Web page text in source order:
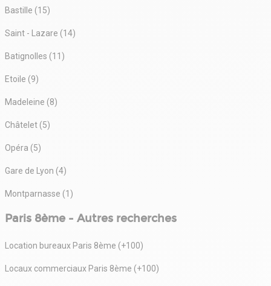
Bastille (15)
Saint - Lazare (14)
Batignolles (11)
Etoile (9)
Madeleine (8)
Châtelet (5)
Opéra (5)
Gare de Lyon (4)
Montparnasse (1)
Paris 8ème - Autres recherches
Location bureaux Paris 8ème (+100)
Locaux commerciaux Paris 8ème (+100)